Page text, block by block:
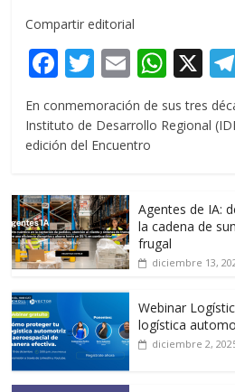
Compartir editorial
F
e
b
o
k
T
itt
er
E
m
ai
l
W
at
p
p
X
En conmemoración de sus tres
Instituto de Desarrollo Regional
edición del Encuentro
Agentes de IA:
la cadena de
frugal
diciembre 13,
Webinar
logística
diciembre 2,